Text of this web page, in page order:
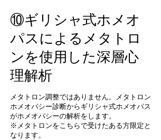
⑩ギリシャ式ホメオ
パスによるメタトロ
ンを使用した深層心
理解析
メタトロン調整ではありません。メタトロン
ホメオパシー診断からギリシャ式ホメオパス
がホメオパシーの解析をします。
※メタトロンをこちらで受けたある方限定と
なります。